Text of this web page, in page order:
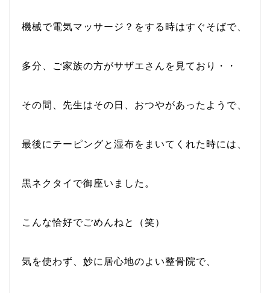
機械で電気マッサージ？をする時はすぐそばで、
多分、ご家族の方がサザエさんを見ており・・
その間、先生はその日、おつやがあったようで、
最後にテーピングと湿布をまいてくれた時には、
黒ネクタイで御座いました。
こんな恰好でごめんねと（笑）
気を使わず、妙に居心地のよい整骨院で、